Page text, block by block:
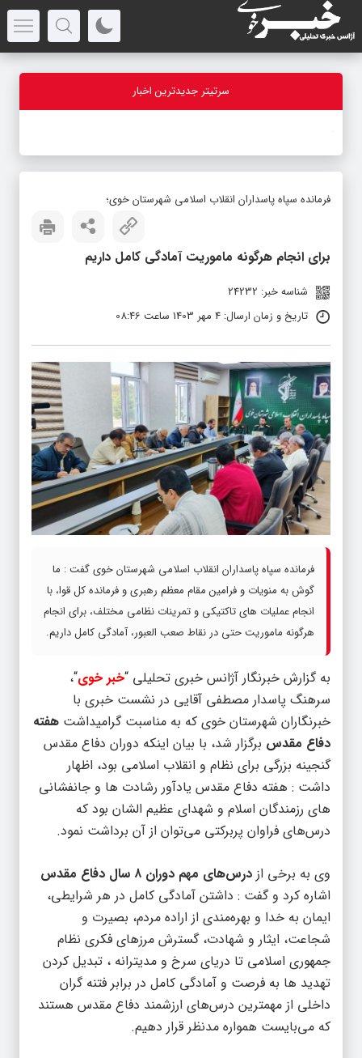
سرتیتر جدیدترین اخبار
فرمانده سپاه پاسداران انقلاب اسلامی شهرستان خوی؛
برای انجام هرگونه ماموریت آمادگی کامل داریم
شناسه خبر: 24232
تاریخ و زمان ارسال: 4 مهر 1403 ساعت 08:46
فرمانده سپاه پاسداران انقلاب اسلامی شهرستان خوی گفت : ما
گوش به منویات و فرامین مقام معظم رهبری و فرمانده کل قوا، با
انجام عملیات های تاکتیکی و تمرینات نظامی مختلف، برای انجام
هرگونه ماموریت حتی در نقاط صعب العبور، آمادگی کامل داریم.
به گزارش خبرنگار آژانس خبری تحلیلی “خبر خوی“،
سرهنگ پاسدار مصطفی آقایی در نشست خبری با
خبرنگاران شهرستان خوی که به مناسبت گرامیداشت هفته
دفاع مقدس برگزار شد، با بیان اینکه دوران دفاع مقدس
گنجینه بزرگی برای نظام و انقلاب اسلامی بود، اظهار
داشت : هفته دفاع مقدس یادآور رشادت ها و جانفشانی
های رزمندگان اسلام و شهدای عظیم الشان بود که
درس‌های فراوان پربرکتی می‌توان از آن برداشت نمود.
وی به برخی از درس‌های مهم دوران ۸ سال دفاع مقدس
اشاره کرد و گفت : داشتن آمادگی کامل در هر شرایطی،
ایمان به خدا و بهره‌مندی از اراده مردم، بصیرت و
شجاعت، ایثار و شهادت، گسترش مرزهای فکری نظام
جمهوری اسلامی تا دریای سرخ و مدیترانه ، تبدیل کردن
تهدید ها به فرصت و آمادگی کامل در برابر فتنه گران
داخلی از مهمترین درس‌های ارزشمند دفاع مقدس هستند
که می‌بایست همواره مدنظر قرار دهیم.